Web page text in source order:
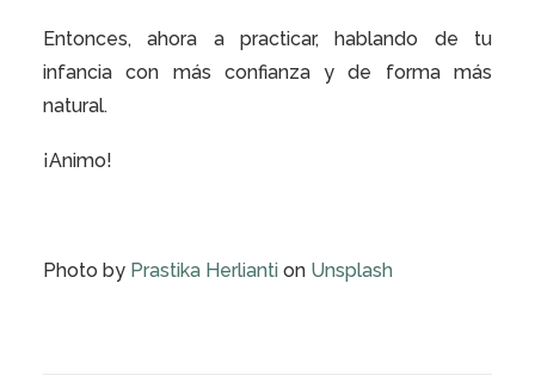
Entonces, ahora a practicar, hablando de tu
infancia con más confianza y de forma más
natural.
¡Animo!
Photo by Prastika Herlianti on Unsplash